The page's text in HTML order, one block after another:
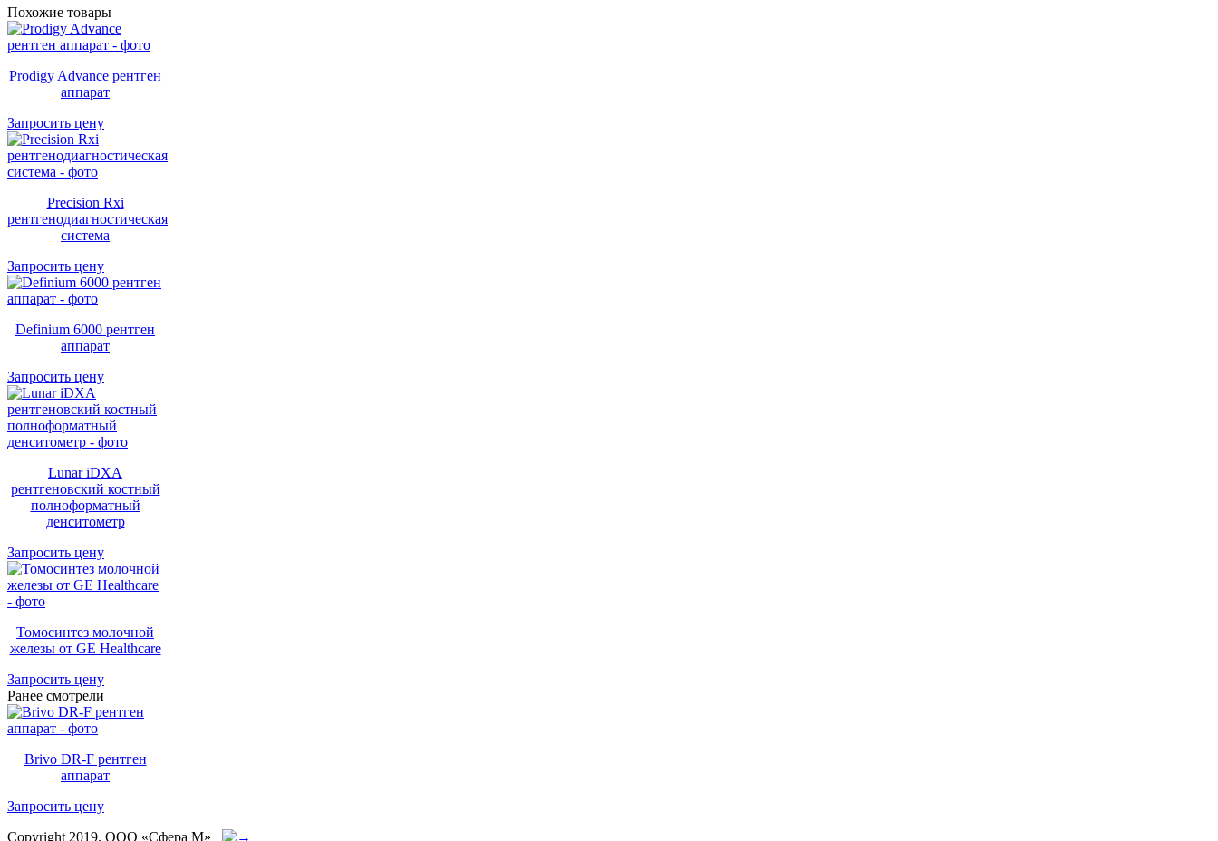
Похожие товары
Prodigy Advance рентген
аппарат
Запросить цену
Precision Rxi
рентгенодиагностическая
система
Запросить цену
Definium 6000 рентген
аппарат
Запросить цену
Lunar iDXA
рентгеновский костный
полноформатный
денситометр
Запросить цену
Томосинтез молочной
железы от GE Healthcare
Запросить цену
Ранее смотрели
Brivo DR-F рентген
аппарат
Запросить цену
Copyright 2019, ООО «Сфера М»